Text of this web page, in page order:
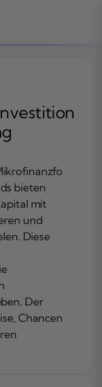
bieten
mit
und
Diese
Der
Chancen